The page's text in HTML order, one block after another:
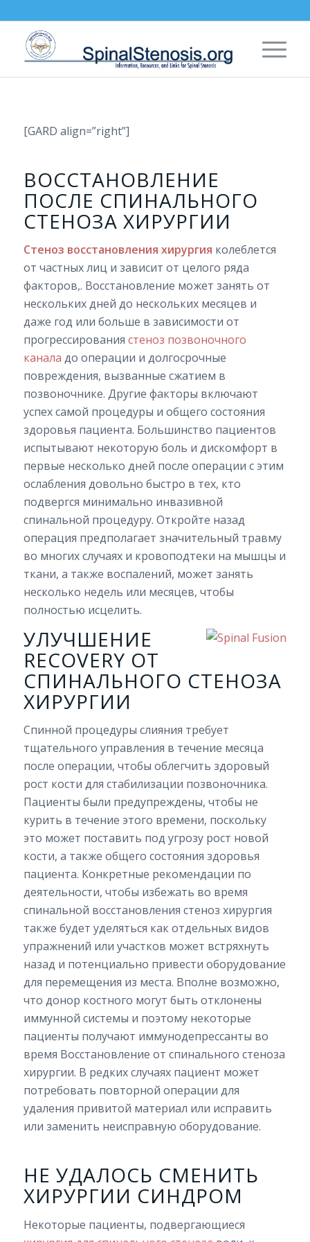
[GARD align=”right”]
ВОССТАНОВЛЕНИЕ
ПОСЛЕ СПИНАЛЬНОГО
СТЕНОЗА ХИРУРГИИ
Стеноз восстановления хирургия колеблется
от частных лиц и зависит от целого ряда
факторов,. Восстановление может занять от
нескольких дней до нескольких месяцев и
даже год или больше в зависимости от
прогрессирования стеноз позвоночного
канала до операции и долгосрочные
повреждения, вызванные сжатием в
позвоночнике. Другие факторы включают
успех самой процедуры и общего состояния
здоровья пациента. Большинство пациентов
испытывают некоторую боль и дискомфорт в
первые несколько дней после операции с этим
ослабления довольно быстро в тех, кто
подвергся минимально инвазивной
спинальной процедуру. Откройте назад
операция предполагает значительный травму
во многих случаях и кровоподтеки на мышцы и
ткани, а также воспалений, может занять
несколько недель или месяцев, чтобы
полностью исцелить.
УЛУЧШЕНИЕ
RECOVERY ОТ
СПИНАЛЬНОГО СТЕНОЗА
ХИРУРГИИ
Спинной процедуры слияния требует
тщательного управления в течение месяца
после операции, чтобы облегчить здоровый
рост кости для стабилизации позвоночника.
Пациенты были предупреждены, чтобы не
курить в течение этого времени, поскольку
это может поставить под угрозу рост новой
кости, а также общего состояния здоровья
пациента. Конкретные рекомендации по
деятельности, чтобы избежать во время
спинальной восстановления стеноз хирургия
также будет уделяться как отдельных видов
упражнений или участков может встряхнуть
назад и потенциально привести оборудование
для перемещения из места. Вполне возможно,
что донор костного могут быть отклонены
иммунной системы и поэтому некоторые
пациенты получают иммунодепрессанты во
время Восстановление от спинального стеноза
хирургии. В редких случаях пациент может
потребовать повторной операции для
удаления привитой материал или исправить
или заменить неисправную оборудование.
НЕ УДАЛОСЬ СМЕНИТЬ
ХИРУРГИИ СИНДРОМ
Некоторые пациенты, подвергающиеся